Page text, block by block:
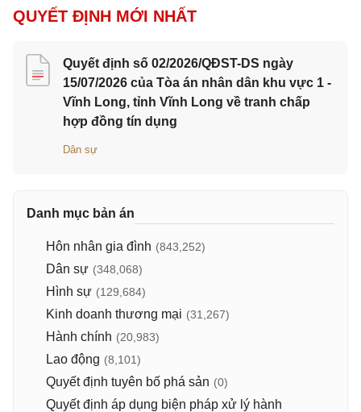
QUYẾT ĐỊNH MỚI NHẤT
Quyết định số 02/2026/QĐST-DS ngày
15/07/2026 của Tòa án nhân dân khu vực 1 -
Vĩnh Long, tỉnh Vĩnh Long về tranh chấp
hợp đồng tín dụng
Dân sự
Danh mục bản án
Hôn nhân gia đình (843,252)
Dân sự (348,068)
Hình sự (129,684)
Kinh doanh thương mại (31,267)
Hành chính (20,983)
Lao động (8,101)
Quyết định tuyên bố phá sản (0)
Quyết định áp dụng biện pháp xử lý hành